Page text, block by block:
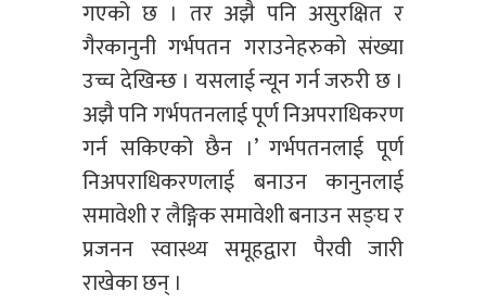
गएको छ । तर अझै पनि असुरक्षित र
गैरकानुनी गर्भपतन गराउनेहरुको संख्या
उच्च देखिन्छ । यसलाई न्यून गर्न जरुरी छ ।
अझै पनि गर्भपतनलाई पूर्ण निअपराधिकरण
गर्न सकिएको छैन ।’ गर्भपतनलाई पूर्ण
निअपराधिकरणलाई बनाउन कानुनलाई
समावेशी र लैङ्गिक समावेशी बनाउन सङ्घ र
प्रजनन स्वास्थ्य समूहद्वारा पैरवी जारी
राखेका छन् ।